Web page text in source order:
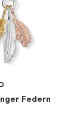
Federn